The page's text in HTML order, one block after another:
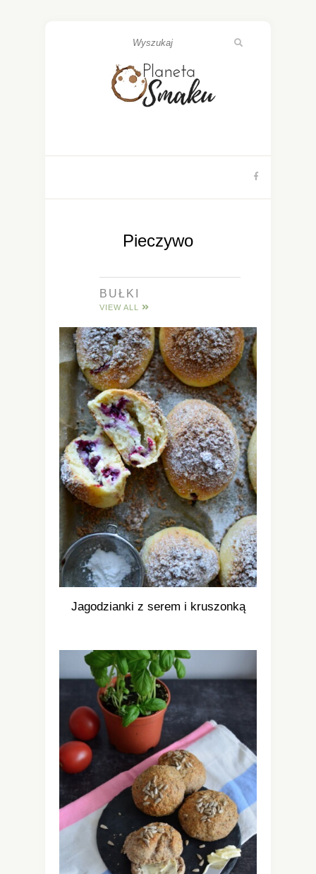
Pieczywo
BUŁKI
VIEW ALL
Jagodzianki z serem i kruszonką